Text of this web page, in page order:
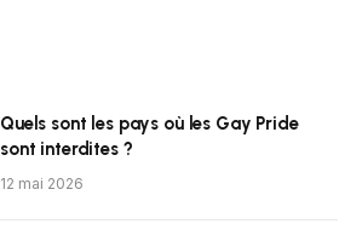
Quels sont les pays où les Gay Pride
sont interdites ?
12 mai 2026